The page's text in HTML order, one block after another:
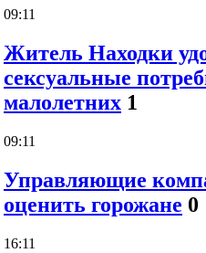
09:11
Житель Находки
сексуальные
малолетних 1
09:11
Управляющие
оценить горожане 0
16:11